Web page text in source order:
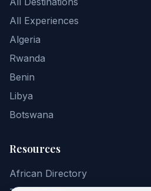
All Experiences
Algeria
Rwanda
Benin
Libya
Botswana
Resources
African Directory